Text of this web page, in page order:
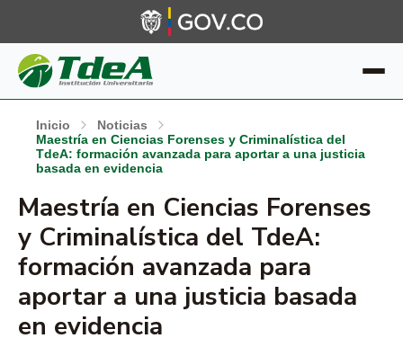
Inicio
Noticias
Maestría en Ciencias Forenses y Criminalística del
TdeA: formación avanzada para aportar a una justicia
basada en evidencia
Maestría en Ciencias Forenses
y Criminalística del TdeA:
formación avanzada para
aportar a una justicia basada
en evidencia